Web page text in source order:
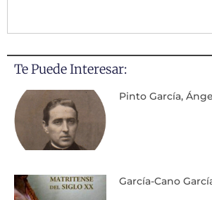
Te Puede Interesar:
Pinto García,
García-Cano